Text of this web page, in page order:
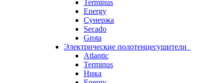
Terminus
Energy
Сунержа
Secado
Grota
Электрические полотенцесушители
Atlantic
Terminus
Ника